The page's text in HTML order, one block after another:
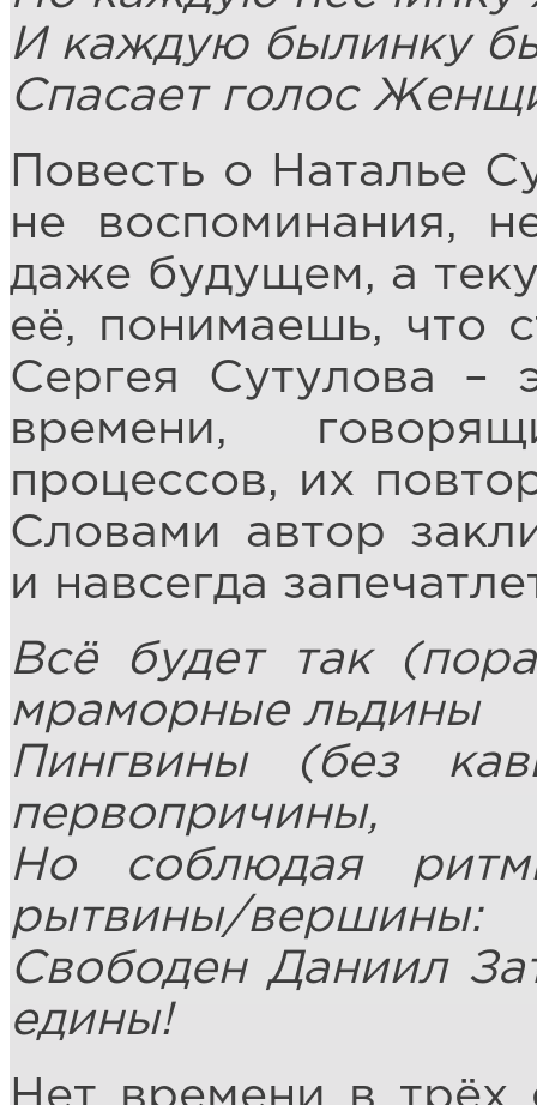
И каждую былинку
Спасает голос
Повесть о Наталье
не воспоминания,
даже будущем, а
её, понимаешь, что
Сергея Сутулова –
времени,
процессов, их
Словами автор
и навсегда
Всё будет так
мраморные льдины
Пингвины (без
первопричины,
Но соблюдая
рытвины/вершины:
Свободен Даниил
едины!
Нет времени в трёх